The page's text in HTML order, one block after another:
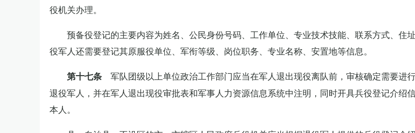
役机关办理。
预备役登记的主要内容为姓名、公民身份号码、工作单位、专业技术技能、联系方式、住
役军人还需要登记其原服役单位、军衔等级、岗位职务、专业名称、安置地等信息。
第十七条 军队团级以上单位政治工作部门应当在军人退出现役离队前，审核确定需要进
退役军人，并在军人退出现役审批表和军事人力资源信息系统中注明，同时开具兵役登记介绍
本人。